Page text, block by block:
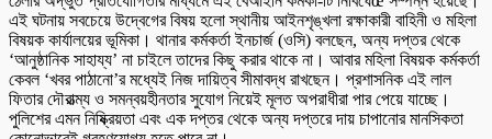
এই ঘটনায় সবচেয়ে উদ্বেগের বিষয় হলো স্থানীয় আইনশৃঙ্খলা রক্ষাকারী বাহিনী ও মহিলা
বিষয়ক কার্যালয়ের ভূমিকা। থানার কর্মকর্তা ইনচার্জ (ওসি) বলছেন, অন্য দপ্তর থেকে
‘আনুষ্ঠানিক সাহায্য’ না চাইলে তাদের কিছু করার থাকে না। আবার মহিলা বিষয়ক কর্মকর্তা
কেবল ‘খবর পাঠানো’র মধ্যেই নিজ দায়িত্ব সীমাবদ্ধ রাখছেন। প্রশাসনিক এই লাল
ফিতার দৌরাত্ম্য ও সমন্বয়হীনতার সুযোগ নিয়েই মূলত অপরাধীরা পার পেয়ে যাচ্ছে।
পুলিশের এমন নিষ্ক্রিয়তা এবং এক দপ্তর থেকে অন্য দপ্তরে দায় চাপানোর মানসিকতা